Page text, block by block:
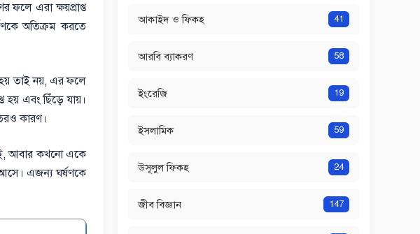
ফলে এরা ক্ষয়প্রাপ্ত
অতিক্রম করতে
হয় তাই নয়, এর ফলে
হয় এবং ছিঁড়ে যায়।
কারণ।
আবার কখনো একে
আসে। এজন্য ঘর্ষণকে
আকাইদ ও ফিকহ 41
আরবি ব্যাকরণ 58
ইংরেজি 19
ইসলামিক 59
উসূলুল ফিকহ 24
জীব বিজ্ঞান 147